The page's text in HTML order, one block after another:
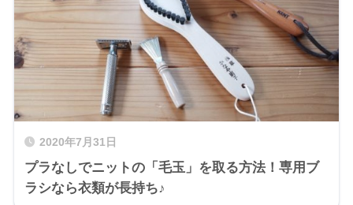
2020年7月31日
プラなしでニットの「毛玉」を取る方法！専用ブ
ラシなら衣類が長持ち♪